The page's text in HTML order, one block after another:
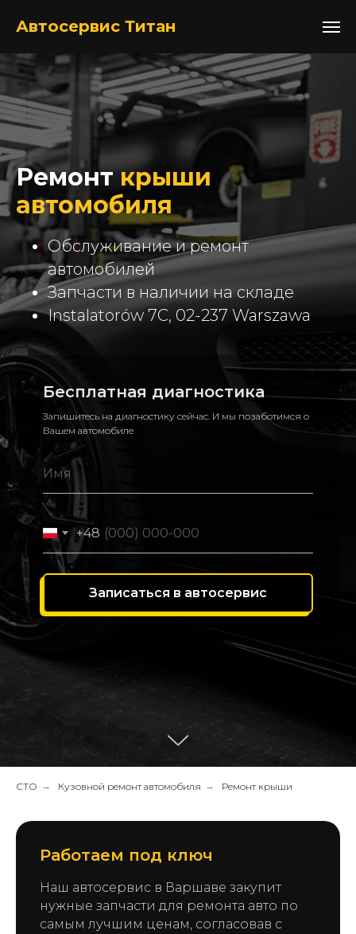
Автосервис Титан+48517052105
Ремонткрыши
автомобиля
Обслуживание и ремонт
автомобилей
Запчасти в наличии на складе
Instalatorów 7C, 02-237 Warszawa
Бесплатная диагностика
Запишитесь на диагностику сейчас. И мы позаботимся о
Вашем автомобиле
+48
Записаться в автосервис
СТО → Кузовной ремонт автомобиля → Ремонт крыши
Работаем под ключ
Наш автосервис в Варшаве закупит
нужные запчасти для ремонта авто по
самым лучшим ценам, согласовав с